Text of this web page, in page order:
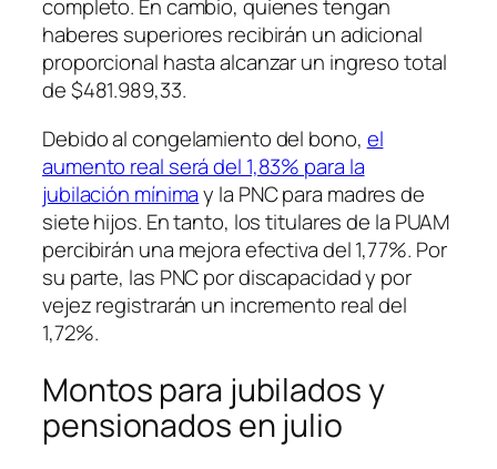
completo. En cambio, quienes tengan
haberes superiores recibirán un adicional
proporcional hasta alcanzar un ingreso total
de $481.989,33.
Debido al congelamiento del bono, el
aumento real será del 1,83% para la
jubilación mínimay la PNC para madres de
siete hijos. En tanto, los titulares de la PUAM
percibirán una mejora efectiva del 1,77%. Por
su parte, las PNC por discapacidad y por
vejez registrarán un incremento real del
1,72%.
Montos para jubilados y
pensionados en julio